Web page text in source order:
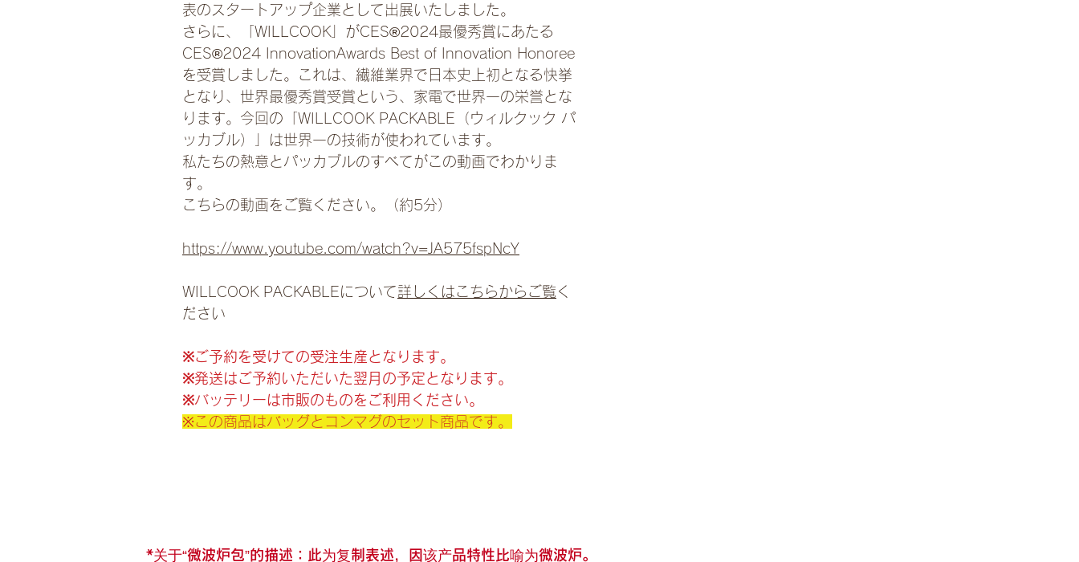
表のスタートアップ企業として出展いたしました。
さらに、「WILLCOOK」がCES®2024最優秀賞にあたる
CES®2024 InnovationAwards Best of Innovation Honoree
を受賞しました。これは、繊維業界で日本史上初となる快挙
となり、世界最優秀賞受賞という、家電で世界一の栄誉とな
ります。今回の「WILLCOOK PACKABLE（ウィルクック パ
ッカブル）」は世界一の技術が使われています。
私たちの熱意とパッカブルのすべてがこの動画でわかりま
す。
こちらの動画をご覧ください。（約5分）
https://www.youtube.com/watch?v=JA575fspNcY
WILLCOOK PACKABLEについて詳しくはこちらからご覧 く
ださい
※ご予約を受けての受注生産となります。
※発送はご予約いただいた翌月の予定となります。
※バッテリーは市販のものをご利用ください。
※この商品はバッグとコンマグのセット商品です。
*关于“微波炉包”的描述：此为复制表述，因该产品特性比喻为微波炉。